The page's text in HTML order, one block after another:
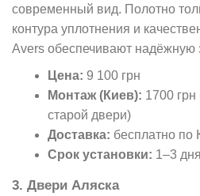
современный вид. Полотно
контура уплотнения и
Avers обеспечивают надёжную
Цена: 9 100 грн
Монтаж (Киев): 1700
старой двери)
Доставка: бесплатно по
Срок установки: 1–3 дня
3. Двери Аляска